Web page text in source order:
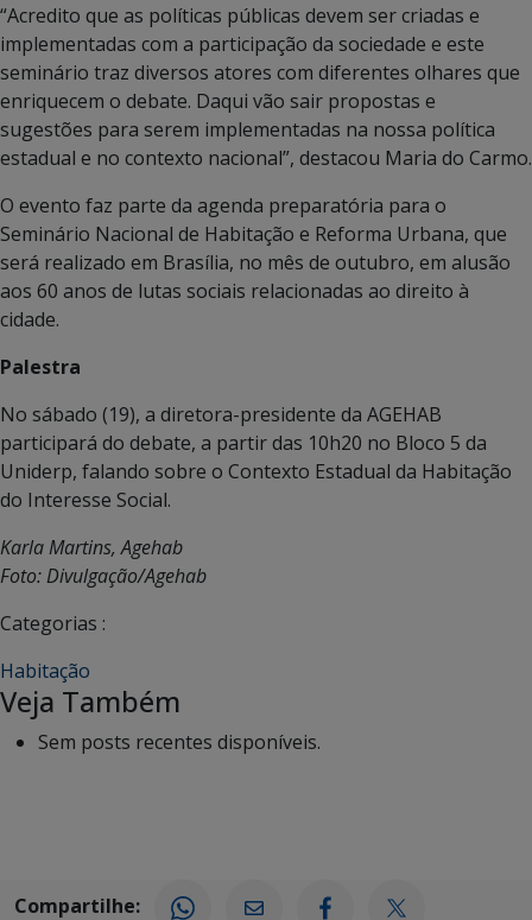
“Acredito que as políticas públicas devem ser criadas e
implementadas com a participação da sociedade e este
seminário traz diversos atores com diferentes olhares que
enriquecem o debate. Daqui vão sair propostas e
sugestões para serem implementadas na nossa política
estadual e no contexto nacional”, destacou Maria do Carmo.
O evento faz parte da agenda preparatória para o
Seminário Nacional de Habitação e Reforma Urbana, que
será realizado em Brasília, no mês de outubro, em alusão
aos 60 anos de lutas sociais relacionadas ao direito à
cidade.
Palestra
No sábado (19), a diretora-presidente da AGEHAB
participará do debate, a partir das 10h20 no Bloco 5 da
Uniderp, falando sobre o Contexto Estadual da Habitação
do Interesse Social.
Karla Martins, Agehab
Foto: Divulgação/Agehab
Categorias :
Habitação
Veja Também
Sem posts recentes disponíveis.
Compartilhe: